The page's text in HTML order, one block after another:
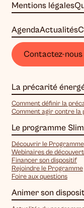
Mentions légales
AgendaActualités
Contactez-nous
La précarité
Comment définir la
Comment agir contre la
Le programme
Découvrir le Programme
Webinaires de
Financer son dispositif
Rejoindre le Programme
Foire aux questions
Animer son